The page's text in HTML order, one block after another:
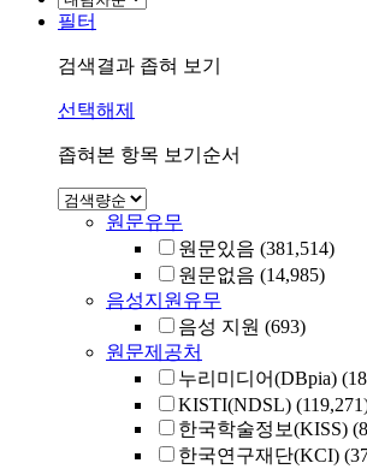
필터
검색결과 좁혀 보기
선택해제
좁혀본 항목 보기순서
원문유무
원문있음 (381,514)
원문없음 (14,985)
음성지원유무
음성 지원 (693)
원문제공처
누리미디어(DBpia)
KISTI(NDSL)
한국학술정보(KISS)
한국연구재단(KCI)